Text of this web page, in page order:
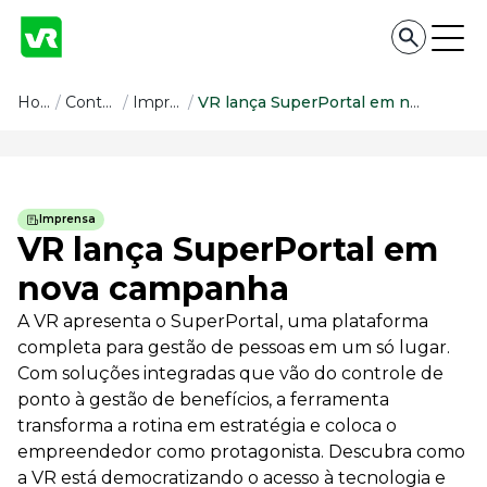
Conteúdo
Todas as categorias
Confira nossos conteúdos
Empreendedorismo
Impulsione o seu negócio
Legislação
Fique por dentro da lei
Pessoas e Cultura
Aprimore a cultura organizacional
Educação Financeira
Saiba como gerenciar o seu dinheiro
Para o Trabalhador
Home / Conteúdo / Imprensa / VR lança SuperPortal em nova campanha
Imprensa
VR lança SuperPortal em
nova campanha
A VR apresenta o SuperPortal, uma plataforma
completa para gestão de pessoas em um só lugar.
Com soluções integradas que vão do controle de
ponto à gestão de benefícios, a ferramenta
transforma a rotina em estratégia e coloca o
empreendedor como protagonista. Descubra como
a VR está democratizando o acesso à tecnologia e